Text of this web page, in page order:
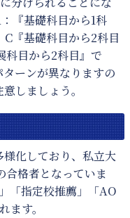
『基礎科目から1科
C『基礎科目から2科目
科目から2科目』で
ーンが異なりますの
しましょう。
化しており、私立大
格者となっていま
「指定校推薦」「AO
ます。